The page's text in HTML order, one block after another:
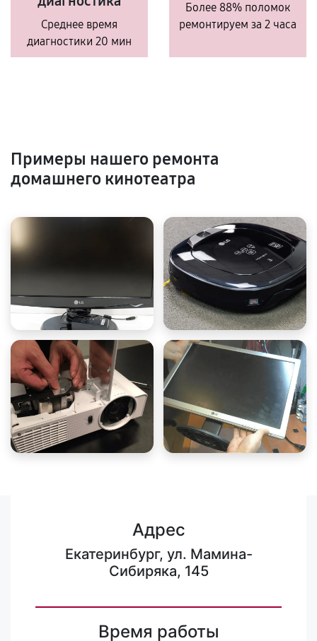
Среднее время
диагностики 20 мин
Более 88% поломок
ремонтируем за 2 часа
Примеры нашего ремонта
домашнего кинотеатра
Адрес
Екатеринбург, ул. Мамина-
Сибиряка, 145
Время работы